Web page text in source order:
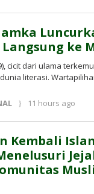
ke
cicit dari ulama
literasi.
11 hours ago
Kembali